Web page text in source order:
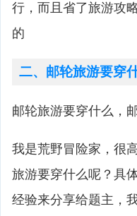
行，而且省了旅游攻
的
二、邮轮旅游要穿
邮轮旅游要穿什么，
我是荒野冒险家，很
旅游要穿什么呢？具
经验来分享给题主，